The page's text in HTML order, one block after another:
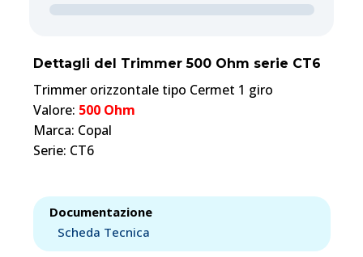
Dettagli del Trimmer 500 Ohm serie CT6
Trimmer orizzontale tipo Cermet 1 giro
Valore: 500 Ohm
Marca: Copal
Serie: CT6
Documentazione
Scheda Tecnica